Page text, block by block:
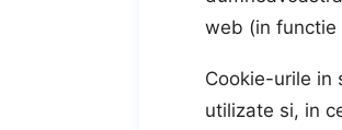
web (in functie
Cookie-urile in
utilizate si, in